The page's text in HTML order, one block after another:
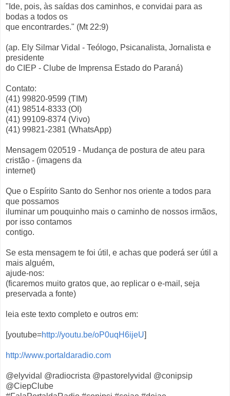
"Ide, pois, às saídas dos caminhos, e convidai para as
bodas a todos os
que encontrardes." (Mt 22:9)
(ap. Ely Silmar Vidal - Teólogo, Psicanalista, Jornalista e
presidente
do CIEP - Clube de Imprensa Estado do Paraná)
Contato:
(41) 99820-9599 (TIM)
(41) 98514-8333 (OI)
(41) 99109-8374 (Vivo)
(41) 99821-2381 (WhatsApp)
Mensagem 020519 - Mudança de postura de ateu para
cristão - (imagens da
internet)
Que o Espírito Santo do Senhor nos oriente a todos para
que possamos
iluminar um pouquinho mais o caminho de nossos irmãos,
por isso contamos
contigo.
Se esta mensagem te foi útil, e achas que poderá ser útil a
mais alguém,
ajude-nos:
(ficaremos muito gratos que, ao replicar o e-mail, seja
preservada a fonte)
leia este texto completo e outros em:
[youtube=http://youtu.be/oP0uqH6ijeU]
http://www.portaldaradio.com
@elyvidal @radiocrista @pastorelyvidal @conipsip
@CiepClube